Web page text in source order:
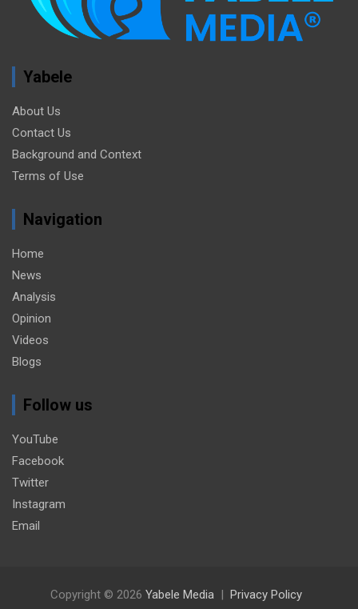
Yabele
About Us
Contact Us
Background and Context
Terms of Use
Navigation
Home
News
Analysis
Opinion
Videos
Blogs
Follow us
YouTube
Facebook
Twitter
Instagram
Email
Copyright © 2026 Yabele Media Privacy Policy